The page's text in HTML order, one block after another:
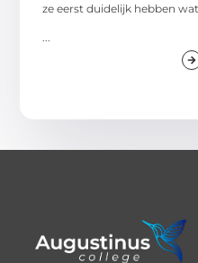
ze eerst duidelijk hebben
...